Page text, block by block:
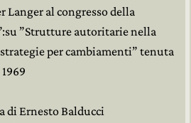

Langer al congresso della
”Strutture autoritarie nella
per cambiamenti” tenuta
di Ernesto Balducci